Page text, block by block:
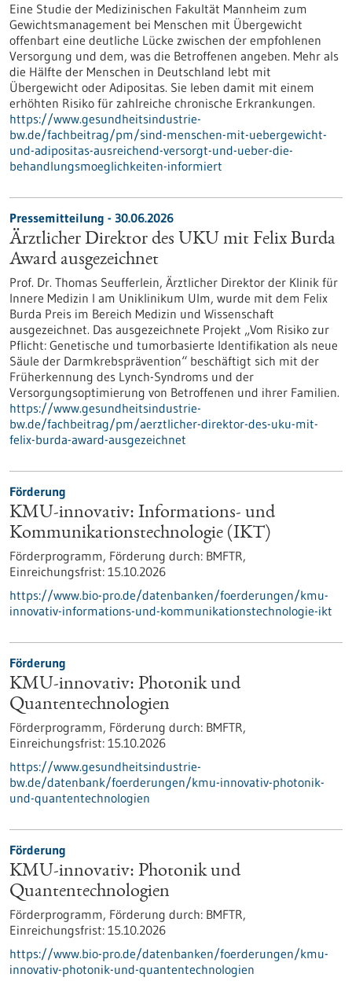
Eine Studie der Medizinischen Fakultät Mannheim zum
Gewichtsmanagement bei Menschen mit Übergewicht
offenbart eine deutliche Lücke zwischen der empfohlenen
Versorgung und dem, was die Betroffenen angeben. Mehr als
die Hälfte der Menschen in Deutschland lebt mit
Übergewicht oder Adipositas. Sie leben damit mit einem
erhöhten Risiko für zahlreiche chronische Erkrankungen.
https://www.gesundheitsindustrie-
bw.de/fachbeitrag/pm/sind-menschen-mit-uebergewicht-
und-adipositas-ausreichend-versorgt-und-ueber-die-
behandlungsmoeglichkeiten-informiert
Pressemitteilung - 30.06.2026
Ärztlicher Direktor des UKU mit Felix Burda
Award ausgezeichnet
Prof. Dr. Thomas Seufferlein, Ärztlicher Direktor der Klinik für
Innere Medizin I am Uniklinikum Ulm, wurde mit dem Felix
Burda Preis im Bereich Medizin und Wissenschaft
ausgezeichnet. Das ausgezeichnete Projekt „Vom Risiko zur
Pflicht: Genetische und tumorbasierte Identifikation als neue
Säule der Darmkrebsprävention“ beschäftigt sich mit der
Früherkennung des Lynch-​Syndroms und der
Versorgungsoptimierung von Betroffenen und ihrer Familien.
https://www.gesundheitsindustrie-
bw.de/fachbeitrag/pm/aerztlicher-direktor-des-uku-mit-
felix-burda-award-ausgezeichnet
Förderung
KMU-innovativ: Informations- und
Kommunikationstechnologie (IKT)
Förderprogramm, Förderung durch: BMFTR,
Einreichungsfrist: 15.10.2026
https://www.bio-pro.de/datenbanken/foerderungen/kmu-
innovativ-informations-und-kommunikationstechnologie-ikt
Förderung
KMU-innovativ: Photonik und
Quantentechnologien
Förderprogramm, Förderung durch: BMFTR,
Einreichungsfrist: 15.10.2026
https://www.gesundheitsindustrie-
bw.de/datenbank/foerderungen/kmu-innovativ-photonik-
und-quantentechnologien
Förderung
KMU-innovativ: Photonik und
Quantentechnologien
Förderprogramm, Förderung durch: BMFTR,
Einreichungsfrist: 15.10.2026
https://www.bio-pro.de/datenbanken/foerderungen/kmu-
innovativ-photonik-und-quantentechnologien